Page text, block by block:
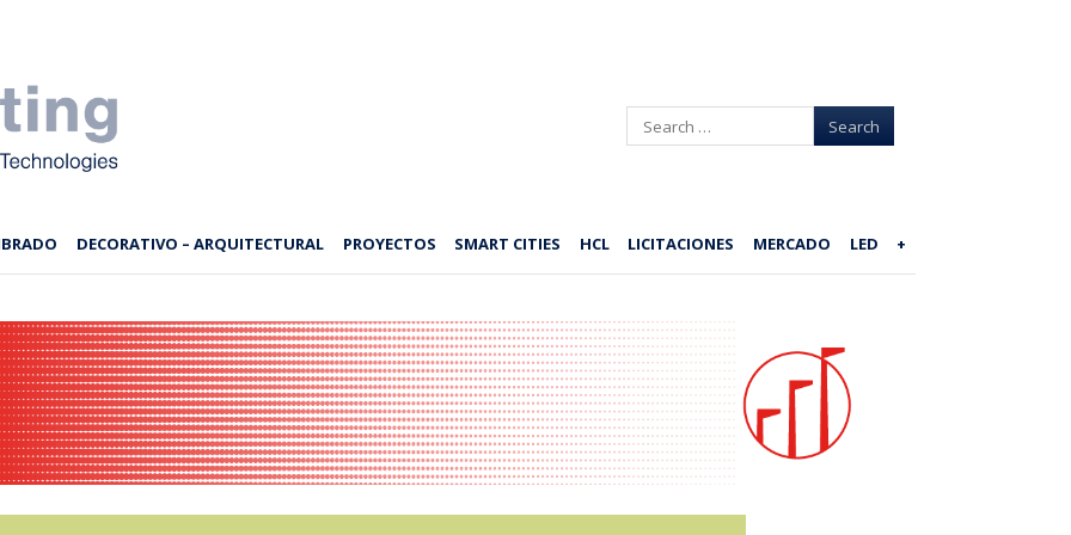
Search
DECORATIVO – ARQUITECTURAL PROYECTOS SMART CITIES HCL LICITACIONES MERCADO LED +